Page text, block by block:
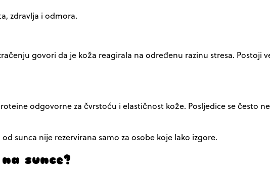
zdravlja i odmora.
govori da je koža reagirala na određenu razinu stresa.
odgovorne za čvrstoću i elastičnost kože. Posljedice se često
sunca nije rezervirana samo za osobe koje lako izgore.
sunce?